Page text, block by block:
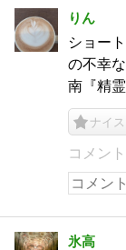
りん
ショー
の不幸
南『精
ナイス
コメン
氷高